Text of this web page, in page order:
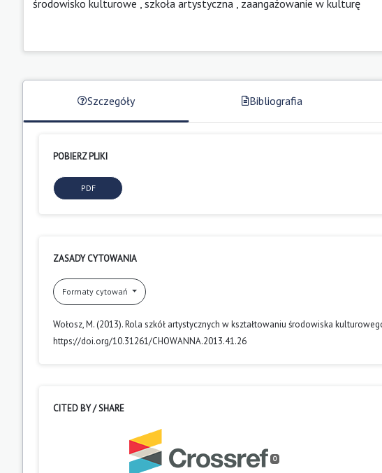
środowisko kulturowe szkoła artystyczna zaangażowanie w kulturę
Szczegóły Bibliografia
POBIERZ PLIKI
PDF
ZASADY CYTOWANIA
Formaty cytowań
Wołosz, M. (2013). Rola szkół artystycznych w kształtowaniu środowiska
https://doi.org/10.31261/CHOWANNA.2013.41.26
CITED BY / SHARE
0